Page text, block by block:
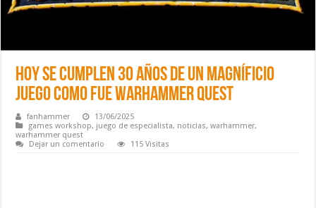
Hoy se cumplen 30 años de un magníficio
juego como fue Warhammer Quest
fanhammer
13/06/2025
games workshop, juego de especialista, noticias,warhammer,
warhammer quest
Dejar un comentario
115 Visitas